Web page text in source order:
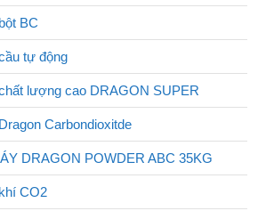
BC
tự động
lượng cao DRAGON SUPER
Carbondioxitde
DRAGON POWDER ABC 35KG
CO2